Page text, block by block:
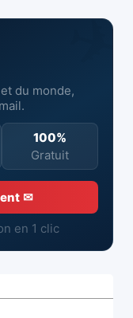
l’Aéroport
Mohammed V
du monde,
100%
Gratuit
✉
en 1 clic